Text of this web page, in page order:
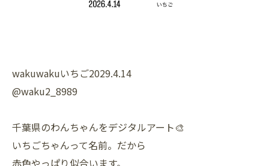
wakuwakuいちご2029.4.14
@waku2_8989
千葉県のわんちゃんをデジタルアート🎨
いちごちゃんって名前。だから
赤色やっぱり似合います。